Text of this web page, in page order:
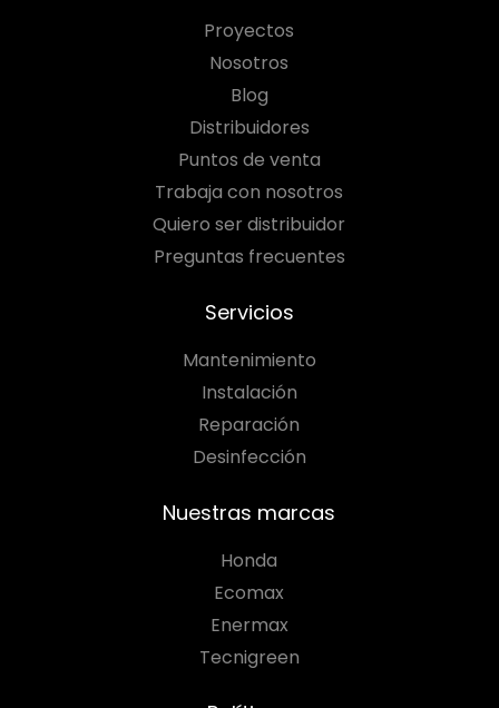
Proyectos
Nosotros
Blog
Distribuidores
Puntos de venta
Trabaja con nosotros
Quiero ser distribuidor
Preguntas frecuentes
Servicios
Mantenimiento
Instalación
Reparación
Desinfección
Nuestras marcas
Honda
Ecomax
Enermax
Tecnigreen